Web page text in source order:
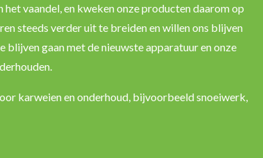
vaandel, en kweken onze producten daaromop
steeds verder uit te breiden en willen ons blijven
gaan met de nieuwste apparatuur en onze
karweien en onderhoud, bijvoorbeeld snoeiwerk,